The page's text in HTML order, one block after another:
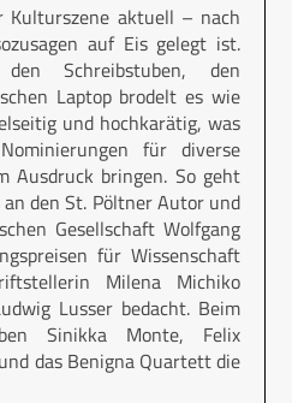
aktuell – nach
auf Eis gelegt ist.
Schreibstuben, den
Laptop brodelt es wie
und hochkarätig, was
für diverse
Ausdruck bringen. So geht
den St. Pöltner Autor und
Gesellschaft Wolfgang
für Wissenschaft
Milena Michiko
Lusser bedacht. Beim
Sinikka Monte, Felix
das Benigna Quartett die